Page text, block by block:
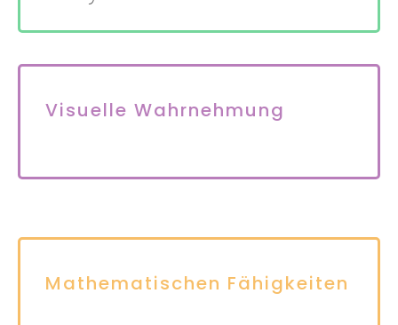
Visuelle Wahrnehmung
Mathematischen Fähigkeiten